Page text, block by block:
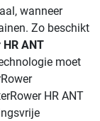
wanneer
Zo beschikt
ANT
moet
HR ANT